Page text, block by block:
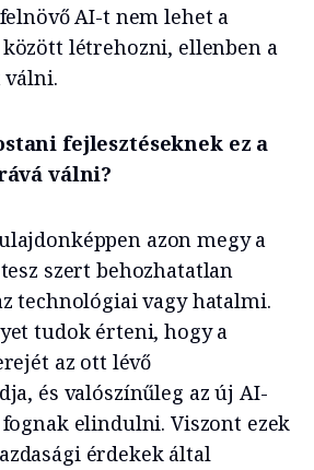
felnövőAI-t nem lehet a
létrehozni, ellenben a
válni.
fejlesztéseknek ez a
válni?
azon megy a
szert behozhatatlan
technológiai vagy hatalmi.
tudok érteni, hogy a
az ott lévő
és valószínűleg az új AI-
elindulni. Viszont ezek
érdekek által